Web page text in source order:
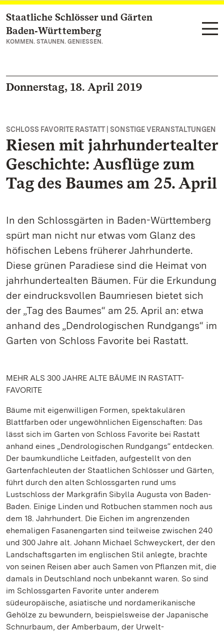
Zum Hauptinhalt springen
Staatliche Schlösser und Gärten
Baden‑Württemberg
KOMMEN. STAUNEN. GENIESSEN.
Donnerstag, 18. April 2019
SCHLOSS FAVORITE RASTATT | SONSTIGE VERANSTALTUNGEN
Riesen mit jahrhundertealter
Geschichte: Ausflüge zum
Tag des Baumes am 25. April
In den Schlossgärten in Baden-Württemberg
spürt man nicht nur etwas vom Glanz des
höfischen Lebens früherer Jahrhunderte.
Diese grünen Paradiese sind die Heimat von
jahrhundertealten Bäumen. Für die Erkundung
der eindrucksvollen Baumriesen bietet sich
der „Tag des Baumes“ am 25. April an: etwa
anhand des „Dendrologischen Rundgangs“ im
Garten von Schloss Favorite bei Rastatt.
MEHR ALS 300 JAHRE ALTE BÄUME IN RASTATT-
FAVORITE
Bäume mit eigenwilligen Formen, spektakulären
Blattfarben oder ungewöhnlichen Eigenschaften: Das
lässt sich im Garten von Schloss Favorite bei Rastatt
anhand eines „Dendrologischen Rundgangs“ entdecken.
Der baumkundliche Leitfaden, aufgestellt von den
Gartenfachleuten der Staatlichen Schlösser und Gärten,
führt durch den alten Schlossgarten rund ums
Lustschloss der Markgräfin Sibylla Augusta von Baden-
Baden. Einige Linden und Rotbuchen stammen noch aus
dem 18. Jahrhundert. Die Eichen im angrenzenden
ehemaligen Fasanengarten sind teilweise zwischen 240
und 300 Jahre alt. Johann Michael Schweyckert, der den
Landschaftsgarten im englischen Stil anlegte, brachte
von seinen Reisen aber auch Samen von Pflanzen mit, die
damals in Deutschland noch unbekannt waren. So sind
im Schlossgarten Favorite unter anderem
südeuropäische, asiatische und nordamerikanische
Gehölze zu bewundern, beispielsweise der Japanische
Schnurbaum, der Amberbaum, der Urwelt-